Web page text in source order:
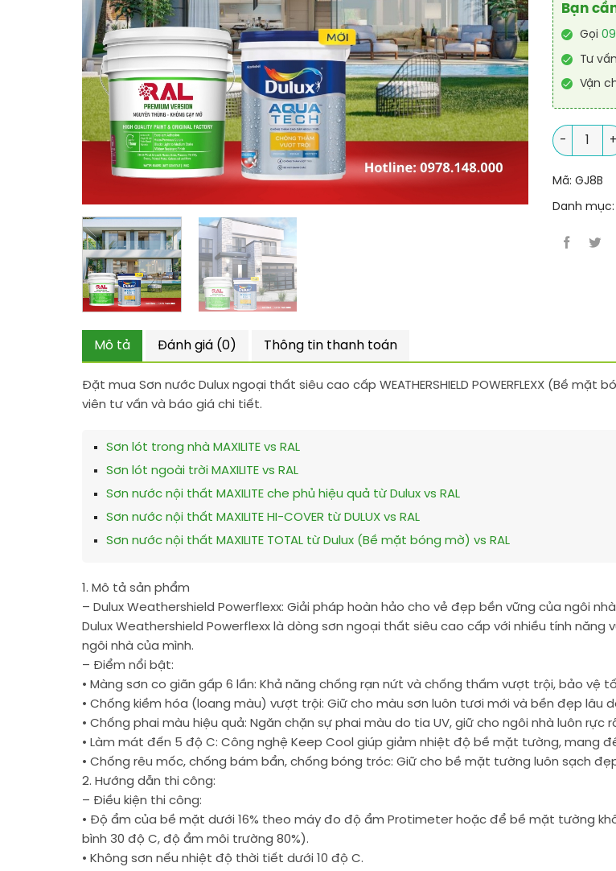
Bạn
Gọi
Tư
Vận
Sơn nước
Mã: GJ8B
Danh mục:
Mô tả Đánh giá (0) Thông tin thanh toán
Đặt mua Sơn nước Dulux ngoại thất siêu cao cấp WEATHERSHIELD POWERFLEXX (Bề
viên tư vấn và báo giá chi tiết.
Sơn lót trong nhà MAXILITE vs RAL
Sơn lót ngoài trời MAXILITE vs RAL
Sơn nước nội thất MAXILITE che phủ hiệu quả từ Dulux vs RAL
Sơn nước nội thất MAXILITE HI-COVER từ DULUX vs RAL
Sơn nước nội thất MAXILITE TOTAL từ Dulux (Bề mặt bóng mờ) vs RAL
1. Mô tả sản phẩm
– Dulux Weathershield Powerflexx: Giải pháp hoàn hảo cho vẻ đẹp bền vững của ngôi
Dulux Weathershield Powerflexx là dòng sơn ngoại thất siêu cao cấp với nhiều tính
ngôi nhà của mình.
– Điểm nổi bật:
• Màng sơn co giãn gấp 6 lần: Khả năng chống rạn nứt và chống thấm vượt trội, bảo
• Chống kiềm hóa (loang màu) vượt trội: Giữ cho màu sơn luôn tươi mới và bền đẹp lâu
• Chống phai màu hiệu quả: Ngăn chặn sự phai màu do tia UV, giữ cho ngôi nhà luôn rực
• Làm mát đến 5 độ C: Công nghệ Keep Cool giúp giảm nhiệt độ bề mặt tường, mang
• Chống rêu mốc, chống bám bẩn, chống bóng tróc: Giữ cho bề mặt tường luôn sạch
2. Hướng dẫn thi công:
– Điều kiện thi công:
• Độ ẩm của bề mặt dưới 16% theo máy đo độ ẩm Protimeter hoặc để bề mặt tường
bình 30 độ C, độ ẩm môi trường 80%).
• Không sơn nếu nhiệt độ thời tiết dưới 10 độ C.